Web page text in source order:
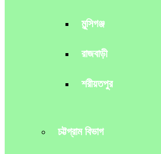
মুন্সিগঞ্জ
রাজবাড়ী
শরীয়তপুর
চট্টগ্রাম বিভাগ